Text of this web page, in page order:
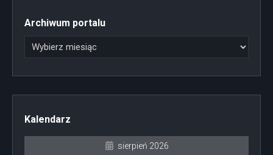
Archiwum portalu
Kalendarz
sierpień 2026